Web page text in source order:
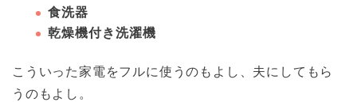
食洗器
乾燥機付き洗濯機
こういった家電をフルに使うのもよし、夫にしてもら
うのもよし。